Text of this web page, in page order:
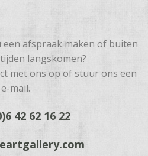
afspraak maken of buiten
langskomen?
met ons op of stuur ons een
e-mail.
42 62 16 22